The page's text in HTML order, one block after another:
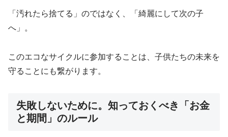
「汚れたら捨てる」のではなく、「綺麗にして次の子
へ」。
このエコなサイクルに参加することは、子供たちの未来を
守ることにも繋がります。
失敗しないために。知っておくべき「お金
と期間」のルール